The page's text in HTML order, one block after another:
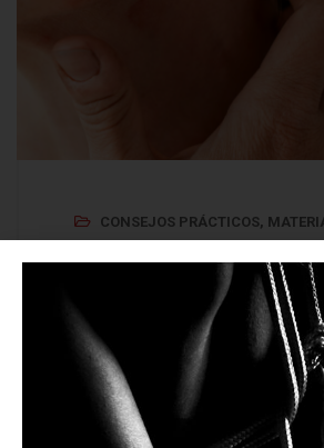
CONSEJOS PRÁCTICOS,
Alergias por cuero
con cromo
Detrás de la popularidad del
cromo se oculta un problema
afecta a la salud de muchas